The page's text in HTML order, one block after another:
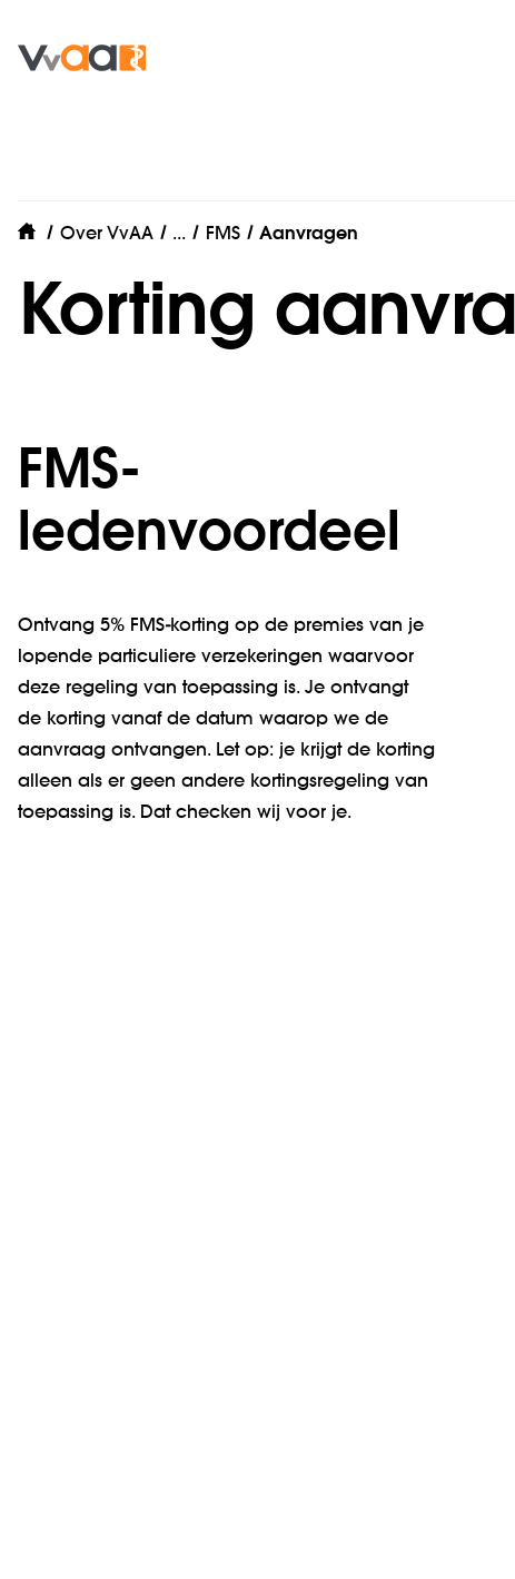
home
Over VvAA ... Samenwerkingen
FMS Aanvragen
Korting
FMS-
ledenvoordeel
Ontvang 5% FMS-korting op de premies van je
lopende particuliere verzekeringen waarvoor
deze regeling van toepassing is. Je ontvangt
de korting vanaf de datum waarop we de
aanvraag ontvangen. Let op: je krijgt de korting
alleen als er geen andere kortingsregeling van
toepassing is. Dat checken wij voor je.